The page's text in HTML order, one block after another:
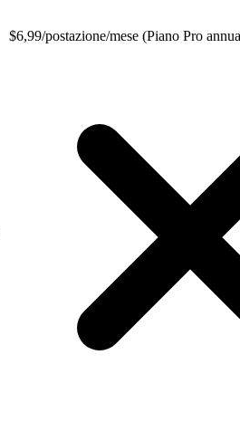
$6,99/postazione/mese (Piano Pro